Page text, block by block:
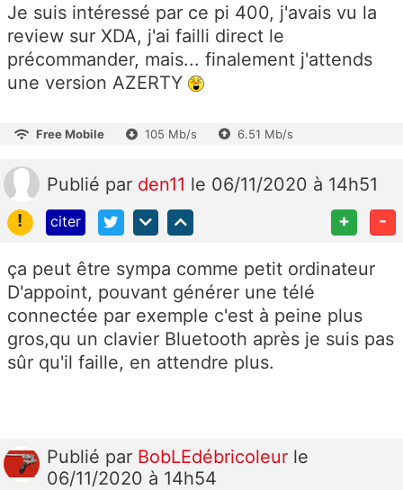
Je suis intéressé par ce pi 400, j'avais vu la
review sur XDA, j'ai failli direct le
précommander, mais... finalement j'attends
une version AZERTY
Free Mobile 105 Mb/s 6.51 Mb/s
Publié par den11 le 06/11/2020 à 14h51
!
citer + -
ça peut être sympa comme petit ordinateur
D'appoint, pouvant générer une télé
connectée par exemple c'est à peine plus
gros,qu un clavier Bluetooth après je suis pas
sûr qu'il faille, en attendre plus.
Publié par BobLEdébricoleur le
06/11/2020 à 14h54